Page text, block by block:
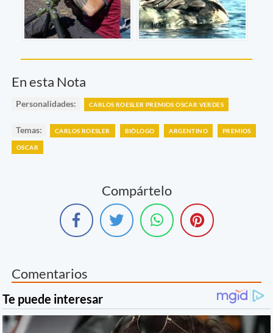
En esta Nota
Personalidades: CARLOS ROESLER PREMIOS OSCAR VERDES
Temas: CARLOS ROESLER BIÒLOGO ARGENTINO PREMIOS
OSCAR
Compártelo
Comentarios